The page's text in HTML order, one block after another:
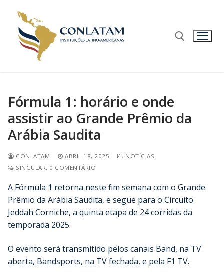
Fórmula 1: horário e onde
assistir ao Grande Prêmio da
Arábia Saudita
CONLATAM ABRIL 18, 2025
NOTÍCIAS
SINGULAR: 0 COMENTÁRIO
A Fórmula 1 retorna neste fim semana com o Grande
Prêmio da Arábia Saudita, e segue para o Circuito
Jeddah Corniche, a quinta etapa de 24 corridas da
temporada 2025.
O evento será transmitido pelos canais Band, na TV
aberta, Bandsports, na TV fechada, e pela F1 TV.